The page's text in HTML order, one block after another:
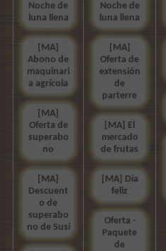
Noche de
luna llena
[MA]
Abono de
maquinari
a agrícola
[MA]
Oferta de
superabo
no
[MA]
Descuent
o de
superabo
no de Susi
Noche de
luna llena
[MA]
Oferta de
extensión
de
parterre
[MA] El
mercado
de frutas
[MA] Día
feliz
Oferta -
Paquete
de